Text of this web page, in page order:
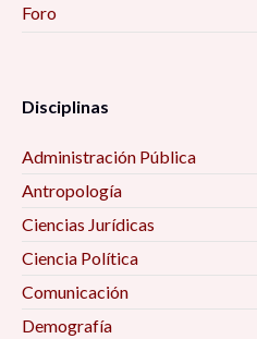
Foro
Disciplinas
Administración Pública
Antropología
Ciencias Jurídicas
Ciencia Política
Comunicación
Demografía